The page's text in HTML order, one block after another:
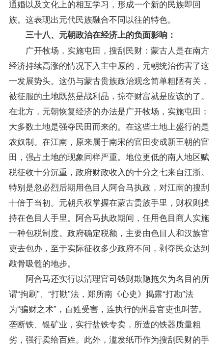
通婚以及文化上的相互学习，形成一个新的民族即回
族。这表现出元代民族融合不同以往的特色。
三十八、元朝政治在经济上的负面影响：
广开牧场，实施屯田，搜刮民财：蒙古人是在南方
经济持续高涨的情况下入主中原的，元朝统治伤害了这
一发展势头。这仍与蒙古贵族政治观念简单粗陋有关，
被征服的土地既然是战利品，掠夺财富就是应该的了。
在北方，元朝恢复经济的办法是广开牧场，实施屯田；
大多数土地是强夺民田而来的。在这些土地上盛行的是
农奴制。在江南，原来属于南宋的官田变成新王朝的官
田，强占土地的现象同样严重。地位更低的南人地区赋
税征收十分沉重，政府财政收入的十分之七来自江浙。
特别是忽必烈后期用色目人阿合马执政，对江南的搜刮
十倍于当初。元朝兵权掌握在蒙古贵族手里，财权则操
持在色目人手里。阿合马执政期间，任用色目商人实施
一种包税制度。政府确定税额，主要由色目人和汉族官
吏去包办，至于实际征收多少政府不问，剥夺民众达到
敲骨吸髓的地步。
阿合马还实行以清理官司钱财欺隐拖欠为名目的所
谓“拘刷”、“打勘”法，郑所南《心史》揭露“打勘”法
为“骗财之术”，百姓受害，连执行的州县官吏也叫苦。
垄断铁、银矿业，实行盐铁专卖，所造的铁器质量粗
劣，强行卖给百姓。此外，滥发纸币作为搜刮民财的手